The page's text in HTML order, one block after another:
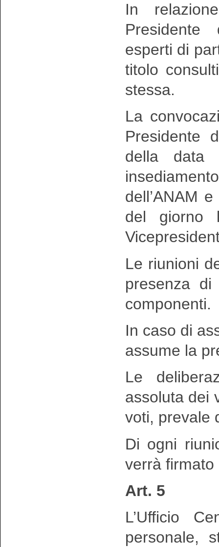
In
esperti di
titolo
stessa.
La
Presidente
della data
dell’ANAM
del giorno
Le riunioni
presenza
componenti.
In caso di
assume la
Le
assoluta dei
voti, prevale
Di ogni
verrà firmato
Art. 5
L’Ufficio
personale,